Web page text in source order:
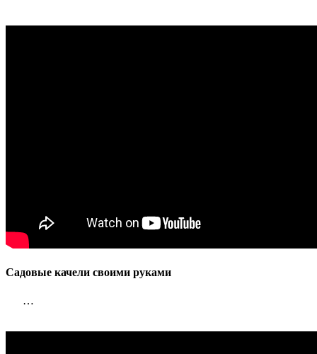
Садовые качели своими руками
…